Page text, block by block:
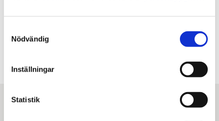
Nödvändig
Inställningar
Statistik
Kopiera URL